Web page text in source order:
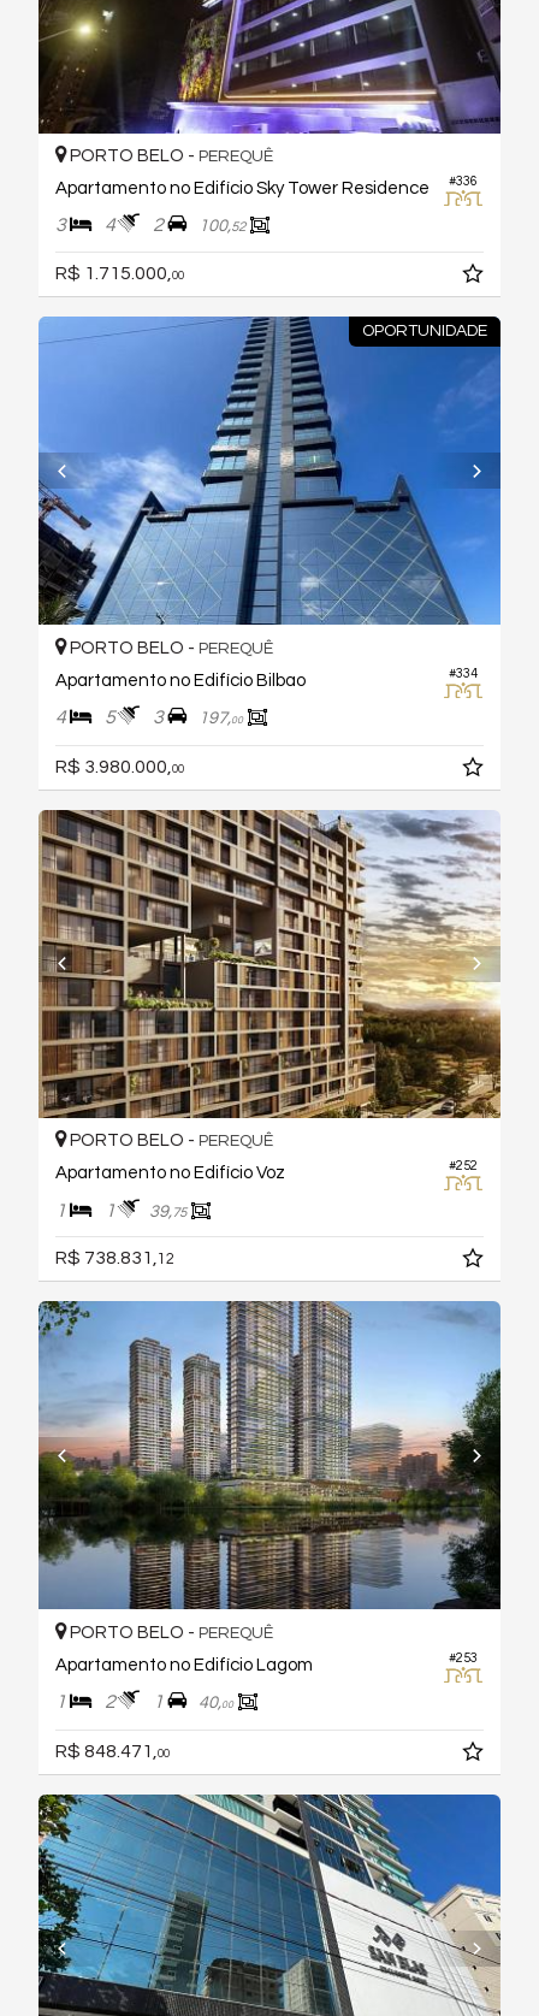
#336
PORTO BELO - PEREQUÊ
Apartamento no Edifício Sky Tower Residence
3 4 2 100,52
R$ 1.715.000, 00
OPORTUNIDADE
#334
PORTO BELO - PEREQUÊ
Apartamento no Edifício Bilbao
4 5 3 197,00
R$ 3.980.000, 00
#252
PORTO BELO - PEREQUÊ
Apartamento no Edifício Voz
1 1 39,75
R$ 738.831, 12
#253
PORTO BELO - PEREQUÊ
Apartamento no Edifício Lagom
1 2 1 40,00
R$ 848.471, 00